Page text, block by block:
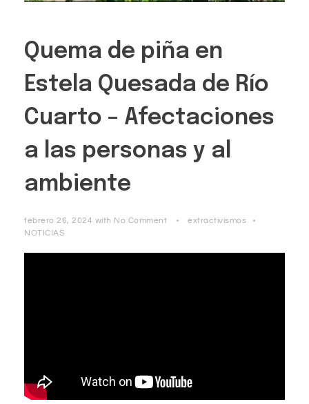
Quema de piña en
Estela Quesada de Río
Cuarto – Afectaciones
a las personas y al
ambiente
febrero 26, 2024 with No Comment
extractivismos
NOTICIAS